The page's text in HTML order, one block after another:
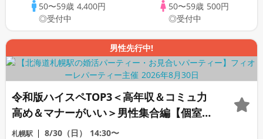
50〜59歳 4,400円
◎受付中
50〜59歳 500円
◎受付中
男性先行中!
令和版ハイスペTOP3＜高年収＆コミュ力
高め＆マナーがいい＞男性集合編【個室】
婚活パーティー～真剣な出会い～
札幌駅 8/30（日） 14:30〜